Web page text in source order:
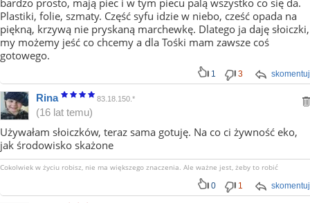
bardzo prosto, mają piec i w tym piecu palą wszystko co się da.
Plastiki, folie, szmaty. Część syfu idzie w niebo, cześć opada na
piękną, krzywą nie pryskaną marchewkę. Dlatego ja daję słoiczki,
my możemy jeść co chcemy a dla Tośki mam zawsze coś
gotowego.
skomentuj
1 3
Rina 83.18.150.*
(16 lat temu)
Używałam słoiczków, teraz sama gotuję. Na co ci żywność eko,
jak środowisko skażone
Cokolwiek w życiu robisz, nie ma większego znaczenia. Ale ważne jest, żeby to robić
skomentuj
0 1